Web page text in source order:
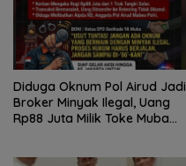
Diduga Oknum Pol Airud Jadi
Broker Minyak Ilegal, Uang
Rp88 Juta Milik Toke Muba